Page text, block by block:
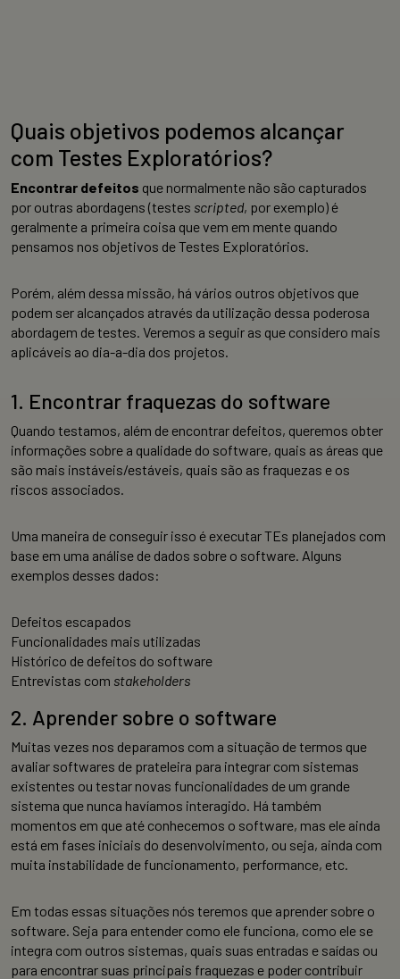
Quais objetivos podemos alcançar
com Testes Exploratórios?
Encontrar defeitos que normalmente não são capturados
por outras abordagens (testes scripted, por exemplo) é
geralmente a primeira coisa que vem em mente quando
pensamos nos objetivos de Testes Exploratórios.
Porém, além dessa missão, há vários outros objetivos que
podem ser alcançados através da utilização dessa poderosa
abordagem de testes. Veremos a seguir as que considero mais
aplicáveis ao dia-a-dia dos projetos.
1. Encontrar fraquezas do software
Quando testamos, além de encontrar defeitos, queremos obter
informações sobre a qualidade do software, quais as áreas que
são mais instáveis/estáveis, quais são as fraquezas e os
riscos associados.
Uma maneira de conseguir isso é executar TEs planejados com
base em uma análise de dados sobre o software. Alguns
exemplos desses dados:
Defeitos escapados
Funcionalidades mais utilizadas
Histórico de defeitos do software
Entrevistas com stakeholders
2. Aprender sobre o software
Muitas vezes nos deparamos com a situação de termos que
avaliar softwares de prateleira para integrar com sistemas
existentes ou testar novas funcionalidades de um grande
sistema que nunca havíamos interagido. Há também
momentos em que até conhecemos o software, mas ele ainda
está em fases iniciais do desenvolvimento, ou seja, ainda com
muita instabilidade de funcionamento, performance, etc.
Em todas essas situações nós teremos que aprender sobre o
software. Seja para entender como ele funciona, como ele se
integra com outros sistemas, quais suas entradas e saídas ou
para encontrar suas principais fraquezas e poder contribuir